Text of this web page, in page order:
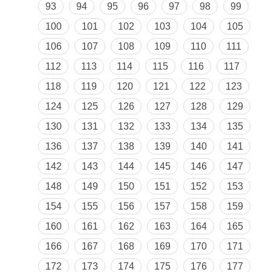
93
94 95 96 97 98
99
100
101 102 103 104
105
106
107 108 109 110
111
112
113 114 115 116
117
118
119 120 121 122
123
124
125 126 127 128
129
130
131 132 133 134
135
136
137 138 139 140
141
142
143 144 145 146
147
148
149 150 151 152
153
154
155 156 157 158
159
160
161 162 163 164
165
166
167 168 169 170
171
172
173 174 175 176
177